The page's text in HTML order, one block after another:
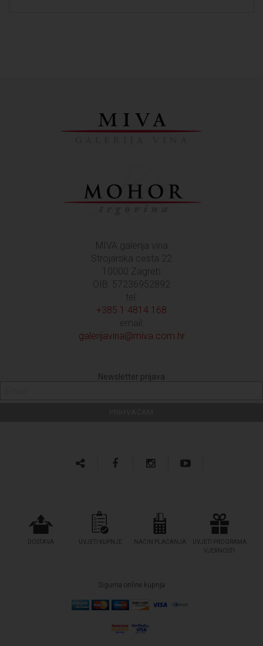
MIVA galerija vina
Strojarska cesta 22
10000 Zagreb
OIB: 57236952892
tel:
+385 1 4814 168
email:
galerijavina@miva.com.hr
Newsletter prijava
DOSTAVA UVJETI KUPNJE NAČIN PLAĆANJA
UVJETI PROGRAMA
VJERNOSTI
Sigurna online kupnja